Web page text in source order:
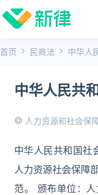
首页 民商法 中华人
中华人民共
人力资源和社会保
中华人民共和国社
人力资源社会保障
范。 颁布单位：